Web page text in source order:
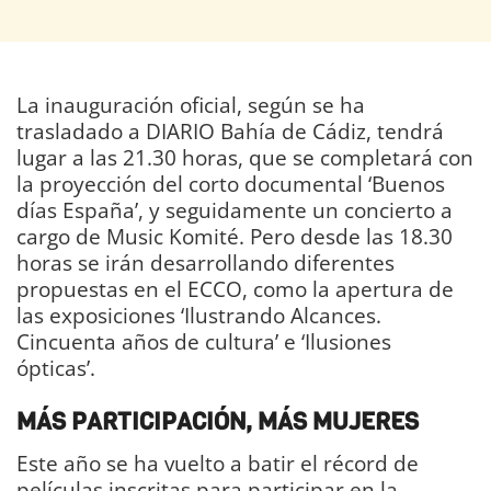
La inauguración oficial, según se ha
trasladado a DIARIO Bahía de Cádiz, tendrá
lugar a las 21.30 horas, que se completará con
la proyección del corto documental ‘Buenos
días España’, y seguidamente un concierto a
cargo de Music Komité. Pero desde las 18.30
horas se irán desarrollando diferentes
propuestas en el ECCO, como la apertura de
las exposiciones ‘Ilustrando Alcances.
Cincuenta años de cultura’ e ‘Ilusiones
ópticas’.
MÁS PARTICIPACIÓN, MÁS MUJERES
Este año se ha vuelto a batir el récord de